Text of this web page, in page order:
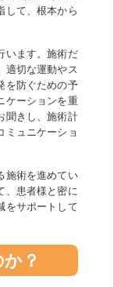
して、根本から
います。施術だ
適切な運動やス
を防ぐための予
ケーションを重
聞きし、施術計
ミュニケーショ
施術を進めてい
、患者様と密に
をサポートして
？